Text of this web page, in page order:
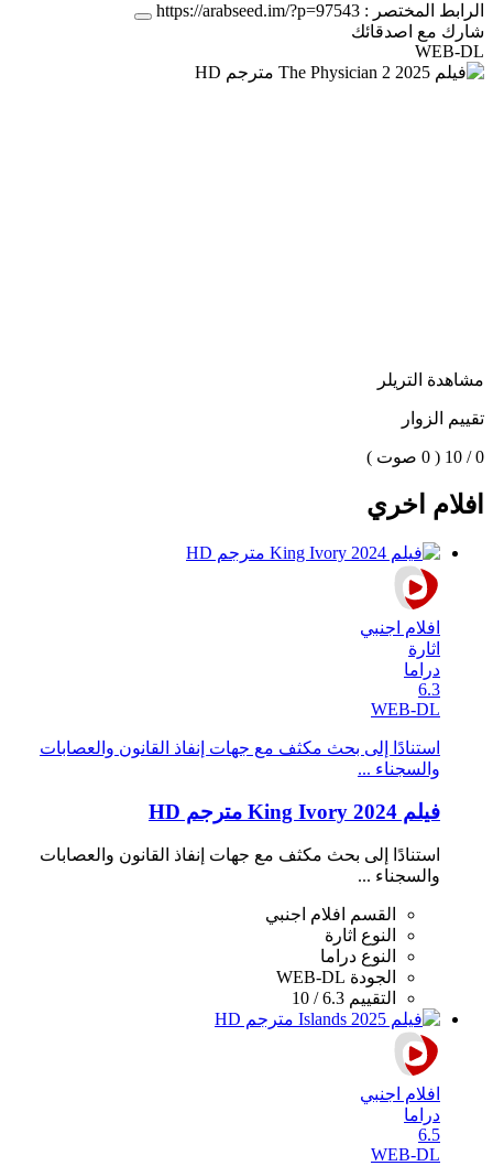
الرابط المختصر : https://arabseed.im/?p=97543
شارك مع اصدقائك
WEB-DL
مشاهدة التريلر
تقييم الزوار
0 / 10 ( 0 صوت )
افلام اخري
افلام اجنبي
اثارة
دراما
6.3
WEB-DL
استنادًا إلى بحث مكثف مع جهات إنفاذ القانون والعصابات
والسجناء ...
فيلم King Ivory 2024 مترجم HD
استنادًا إلى بحث مكثف مع جهات إنفاذ القانون والعصابات
والسجناء ...
القسم
افلام اجنبي
النوع اثارة
النوع دراما
الجودة WEB-DL
التقييم 6.3 / 10
افلام اجنبي
دراما
6.5
WEB-DL